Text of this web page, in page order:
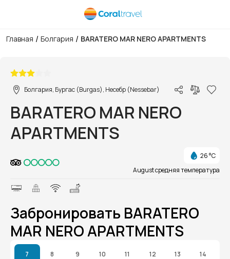
Главная / Болгария / BARATERO MAR NERO APARTMENTS
Болгария, Бургас (Burgas), Несебр (Nessebar)
BARATERO MAR NERO
APARTMENTS
26 °C
August средняя температура
Забронировать BARATERO
MAR NERO APARTMENTS
7 8 9 10 11 12 13 14